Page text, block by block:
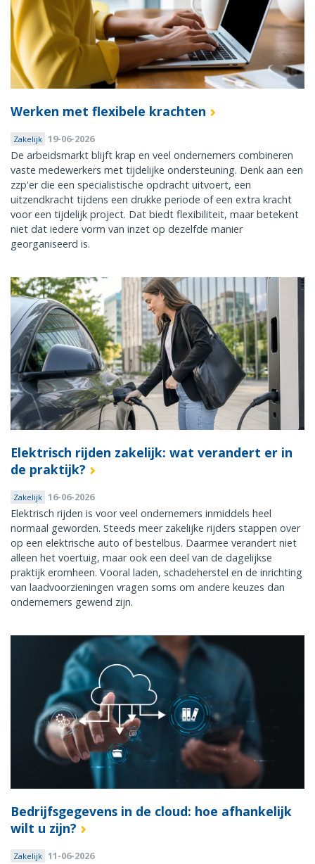
Werken met flexibele krachten
Zakelijk 19-06-2026
De arbeidsmarkt blijft krap en veel ondernemers combineren
vaste medewerkers met tijdelijke ondersteuning. Denk aan een
zzp'er die een specialistische opdracht uitvoert, een
uitzendkracht tijdens een drukke periode of een extra kracht
voor een tijdelijk project. Dat biedt flexibiliteit, maar betekent
niet dat iedere vorm van inzet op dezelfde manier
georganiseerd is.
Elektrisch rijden zakelijk: wat verandert er in
de praktijk?
Zakelijk 16-06-2026
Elektrisch rijden is voor veel ondernemers inmiddels heel
normaal geworden. Steeds meer zakelijke rijders stappen over
op een elektrische auto of bestelbus. Daarmee verandert niet
alleen het voertuig, maar ook een deel van de dagelijkse
praktijk eromheen. Vooral laden, schadeherstel en de inrichting
van laadvoorzieningen vragen soms om andere keuzes dan
ondernemers gewend zijn.
Bedrijfsgegevens in de cloud: hoe afhankelijk
wilt u zijn?
Zakelijk 11-06-2026